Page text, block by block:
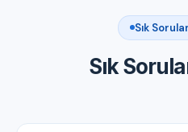
Sık
Sık